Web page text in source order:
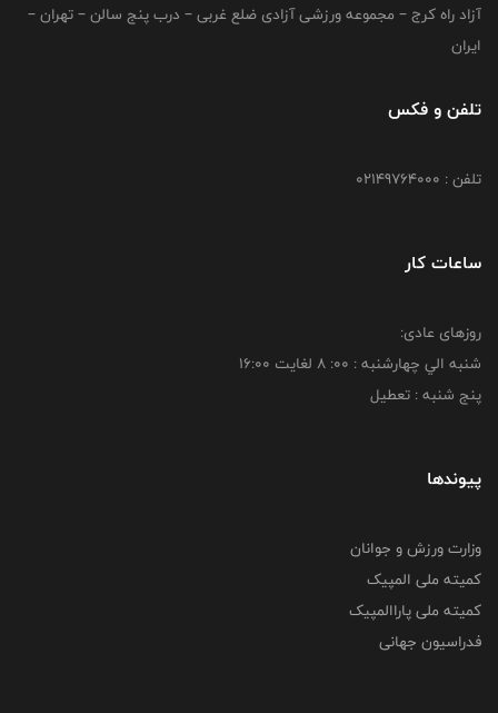
آزاد راه کرج – مجموعه ورزشی آزادی ضلع غربی – درب پنج سالن – تهران –
ایران
تلفن و فکس
تلفن : 02149764000
ساعات کار
روزهای عادی:
شنبه الي چهارشنبه : 00: 8 لغايت 16:00
پنج شنبه : تعطیل
پیوندها
وزارت ورزش و جوانان
کمیته ملی المپیک
کمیته ملی پاراالمپیک
فدراسیون جهانی